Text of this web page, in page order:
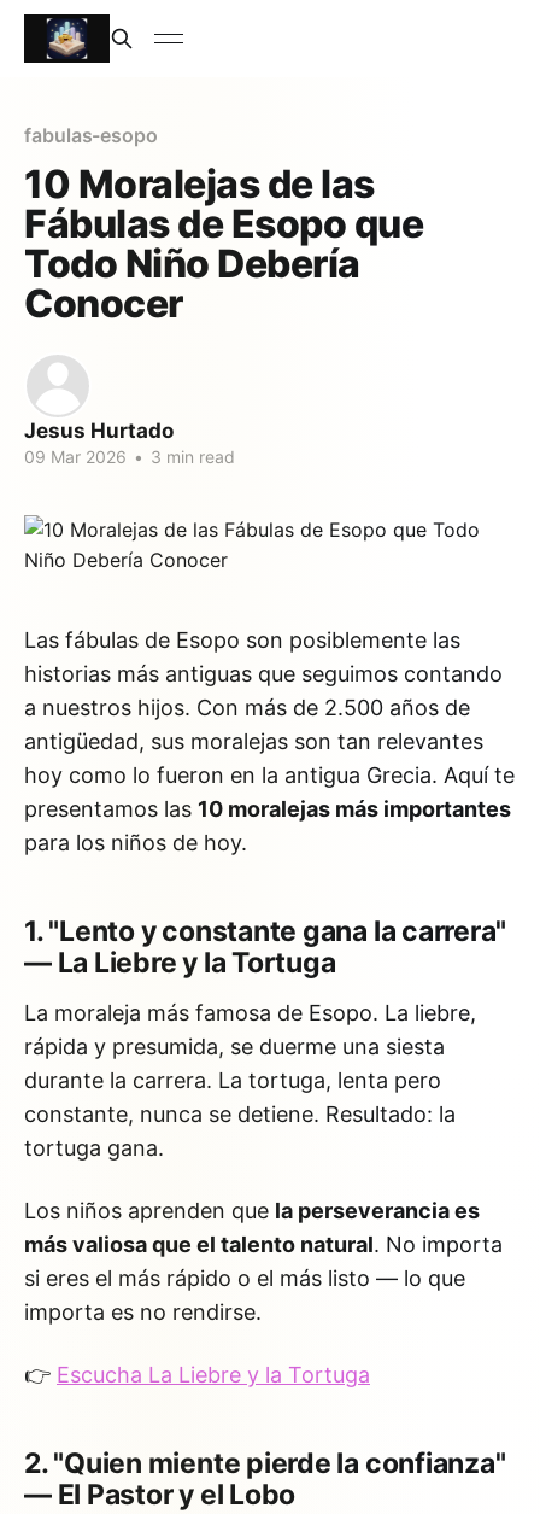
fabulas-esopo
10 Moralejas de las
Fábulas de Esopo que
Todo Niño Debería
Conocer
Jesus Hurtado
09 Mar 2026 • 3 min read
Las fábulas de Esopo son posiblemente las
historias más antiguas que seguimos contando
a nuestros hijos. Con más de 2.500 años de
antigüedad, sus moralejas son tan relevantes
hoy como lo fueron en la antigua Grecia. Aquí te
presentamos las 10 moralejas más importantes
para los niños de hoy.
1. "Lento y constante gana la carrera"
— La Liebre y la Tortuga
La moraleja más famosa de Esopo. La liebre,
rápida y presumida, se duerme una siesta
durante la carrera. La tortuga, lenta pero
constante, nunca se detiene. Resultado: la
tortuga gana.
Los niños aprenden que la perseverancia es
más valiosa que el talento natural. No importa
si eres el más rápido o el más listo — lo que
importa es no rendirse.
👉 Escucha La Liebre y la Tortuga
2. "Quien miente pierde la confianza"
— El Pastor y el Lobo